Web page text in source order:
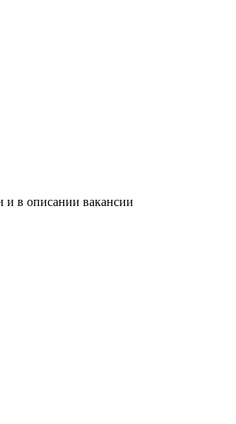
и в описании вакансии